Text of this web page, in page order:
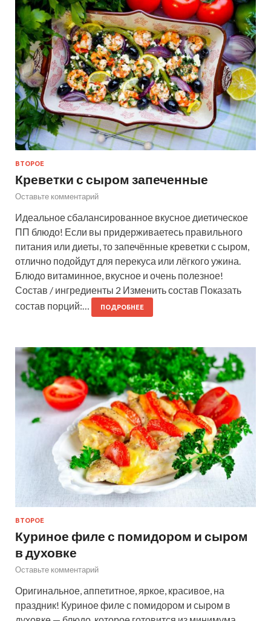
ВТОРОЕ
Креветки с сыром запеченные
Оставьте комментарий
Идеальное сбалансированное вкусное диетическое
ПП блюдо! Если вы придерживаетесь правильного
питания или диеты, то запечённые креветки с сыром,
отлично подойдут для перекуса или лёгкого ужина.
Блюдо витаминное, вкусное и очень полезное!
Состав / ингредиенты 2 Изменить состав Показать
состав порций:…
ПОДРОБНЕЕ
ВТОРОЕ
Куриное филе с помидором и сыром
в духовке
Оставьте комментарий
Оригинальное, аппетитное, яркое, красивое, на
праздник! Куриное филе с помидором и сыром в